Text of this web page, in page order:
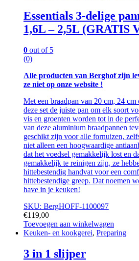
Essentials 3-delige
1,6L – 2,5L (GRATIS
0 out of 5
(0)
Alle producten van Berghof zijn
ze niet op onze website !
Met een braadpan van 20 cm, 24 cm
deze set de juiste pan om elk soort
vis en groenten worden tot in de
van deze aluminium braadpannen
geschikt zijn voor alle fornuizen,
niet alleen een hoogwaardige
dat het voedsel gemakkelijk lost en
gemakkelijk te reinigen zijn, ze
hittebestendig handvat voor een
hittebestendige greep. Dat noemen
have in je keuken!
SKU: BergHOFF-1100097
€119,00
Toevoegen aan winkelwagen
Keuken- en kookgerei, Preparing
3 in 1 slijper